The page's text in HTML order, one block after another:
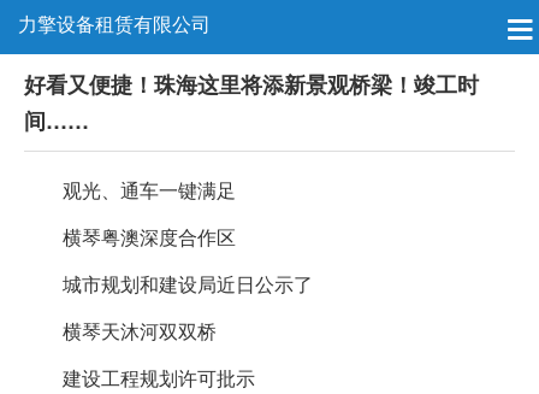
力擎设备租赁有限公司
好看又便捷！珠海这里将添新景观桥梁！竣工时
间……
观光、通车一键满足
横琴粤澳深度合作区
城市规划和建设局近日公示了
横琴天沐河双双桥
建设工程规划许可批示